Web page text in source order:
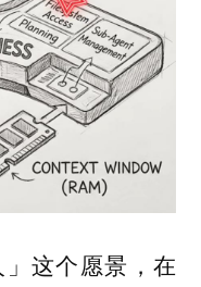
」这个愿景，在